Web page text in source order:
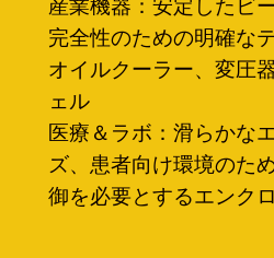
産業機器：安定したビ
完全性のための明確な
オイルクーラー、変圧
ェル
医療＆ラボ：滑らかな
ズ、患者向け​​環境のた
御を必要とするエンク